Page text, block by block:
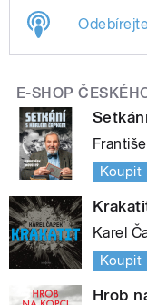
E-SHOP
Koupit
Karel
Koupit
Hrob